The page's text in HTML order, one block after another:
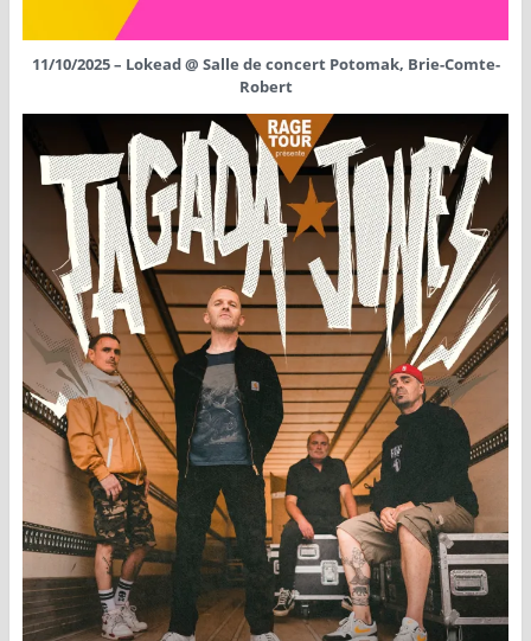
11/10/2025 – Lokead @ Salle de concert Potomak, Brie-Comte-
Robert